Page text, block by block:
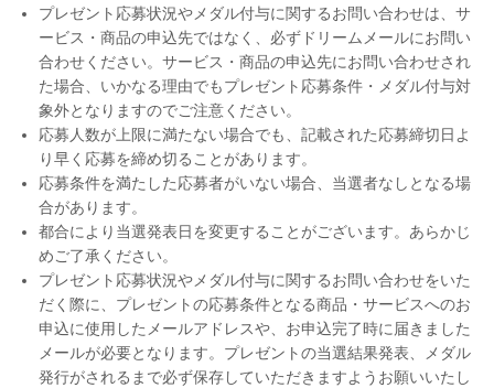
プレゼント応募状況やメダル付与に関するお問い合わせは、サ
ービス・商品の申込先ではなく、必ずドリームメールにお問い
合わせください。サービス・商品の申込先にお問い合わせされ
た場合、いかなる理由でもプレゼント応募条件・メダル付与対
象外となりますのでご注意ください。
応募人数が上限に満たない場合でも、記載された応募締切日よ
り早く応募を締め切ることがあります。
応募条件を満たした応募者がいない場合、当選者なしとなる場
合があります。
都合により当選発表日を変更することがございます。あらかじ
めご了承ください。
プレゼント応募状況やメダル付与に関するお問い合わせをいた
だく際に、プレゼントの応募条件となる商品・サービスへのお
申込に使用したメールアドレスや、お申込完了時に届きました
メールが必要となります。プレゼントの当選結果発表、メダル
発行がされるまで必ず保存していただきますようお願いいたし